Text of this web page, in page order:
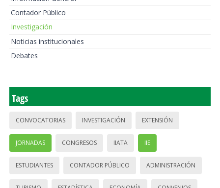
Contador Público
Investigación
Noticias institucionales
Debates
Tags
CONVOCATORIAS INVESTIGACIÓN EXTENSIÓN
JORNADAS CONGRESOS IIATA IIE
ESTUDIANTES CONTADOR PÚBLICO ADMINISTRACIÓN